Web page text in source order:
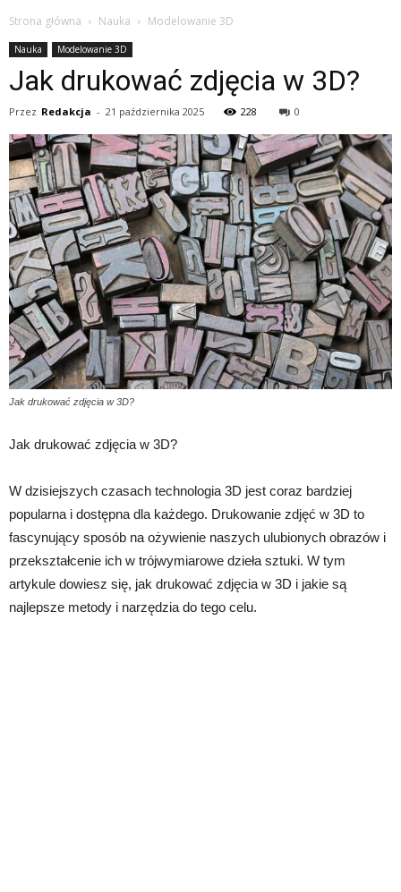
Strona główna Nauka Modelowanie 3D
Nauka Modelowanie 3D
Jak drukować zdjęcia w 3D?
Przez Redakcja - 21 października 2025 228 0
Jak drukować zdjęcia w 3D?
Jak drukować zdjęcia w 3D?
W dzisiejszych czasach technologia 3D jest coraz bardziej
popularna i dostępna dla każdego. Drukowanie zdjęć w 3D to
fascynujący sposób na ożywienie naszych ulubionych obrazów i
przekształcenie ich w trójwymiarowe dzieła sztuki. W tym
artykule dowiesz się, jak drukować zdjęcia w 3D i jakie są
najlepsze metody i narzędzia do tego celu.